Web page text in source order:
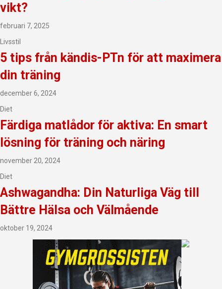
vikt?
februari 7, 2025
Livsstil
5 tips från kändis-PTn för att maximera
din träning
december 6, 2024
Diet
Färdiga matlådor för aktiva: En smart
lösning för träning och näring
november 20, 2024
Diet
Ashwagandha: Din Naturliga Väg till
Bättre Hälsa och Välmående
oktober 19, 2024